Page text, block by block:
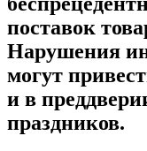
поставок
Нарушения
могут
и в
праздников.